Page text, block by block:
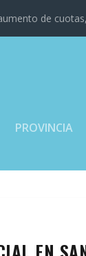
de
PROVINCIA